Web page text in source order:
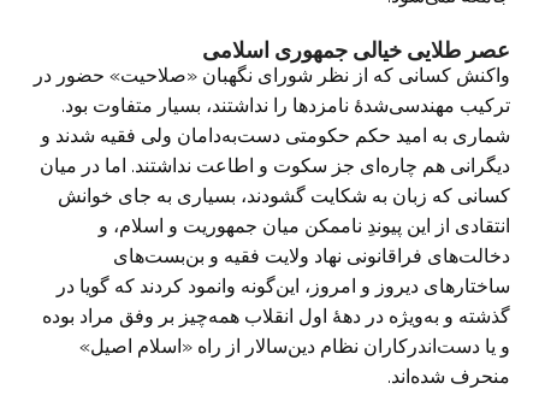
عصر طلایی خیالی جمهوری اسلامی
واکنش کسانی که از نظر شورای نگهبان «صلاحیت» حضور در
ترکیب مهندسی‌شدهٔ نامزدها را نداشتند، بسیار متفاوت بود.
شماری به امید حکم حکومتی دست‌به‌دامان ولی فقیه شدند و
دیگرانی هم چاره‌ای جز سکوت و اطاعت نداشتند. اما در میان
کسانی که زبان به شکایت گشودند، بسیاری به جای خوانش
انتقادی از این پیوندِ ناممکن میان جمهوریت و اسلام، و
دخالت‌های فراقانونی نهاد ولایت فقیه و بن‌بست‌های
ساختارهای دیروز و امروز، این‌گونه وانمود کردند که گویا در
گذشته و به‌ویژه در دههٔ اول انقلاب همه‌چیز بر وفق مراد بوده
و یا دست‌اندرکاران نظام دین‌سالار از راه «اسلام اصیل»
منحرف شده‌اند.